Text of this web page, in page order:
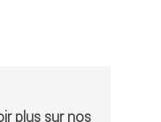
plus sur nos